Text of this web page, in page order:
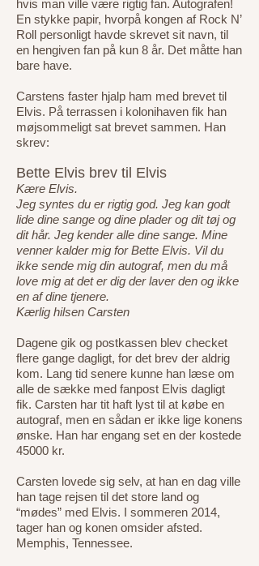
hvis man ville være rigtig fan. Autografen!
En stykke papir, hvorpå kongen af Rock N’
Roll personligt havde skrevet sit navn, til
en hengiven fan på kun 8 år. Det måtte han
bare have.
Carstens faster hjalp ham med brevet til
Elvis. På terrassen i kolonihaven fik han
møjsommeligt sat brevet sammen. Han
skrev:
Bette Elvis brev til Elvis
Kære Elvis.
Jeg syntes du er rigtig god. Jeg kan godt
lide dine sange og dine plader og dit tøj og
dit hår. Jeg kender alle dine sange. Mine
venner kalder mig for Bette Elvis. Vil du
ikke sende mig din autograf, men du må
love mig at det er dig der laver den og ikke
en af dine tjenere.
Kærlig hilsen Carsten
Dagene gik og postkassen blev checket
flere gange dagligt, for det brev der aldrig
kom. Lang tid senere kunne han læse om
alle de sække med fanpost Elvis dagligt
fik. Carsten har tit haft lyst til at købe en
autograf, men en sådan er ikke lige konens
ønske. Han har engang set en der kostede
45000 kr.
Carsten lovede sig selv, at han en dag ville
han tage rejsen til det store land og
“mødes” med Elvis. I sommeren 2014,
tager han og konen omsider afsted.
Memphis, Tennessee.